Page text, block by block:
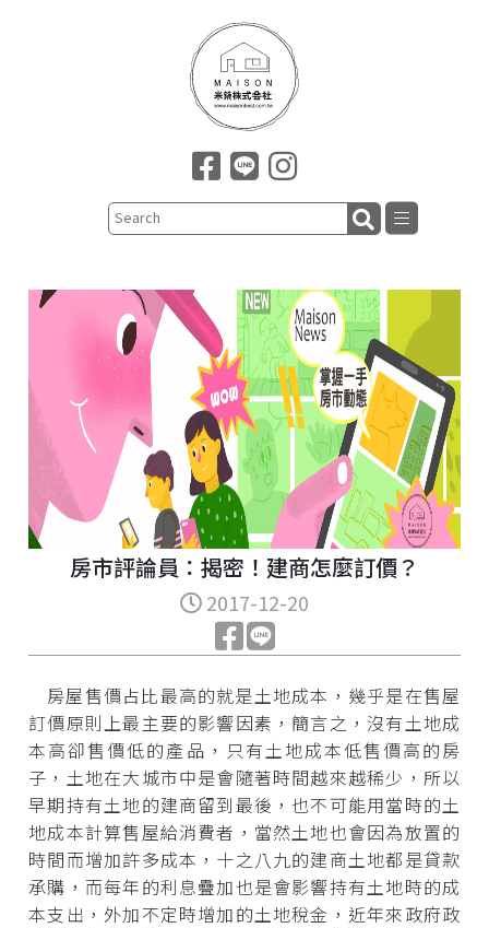
房市評論員：揭密！建商怎麼訂價？
2017-12-20
房屋售價占比最高的就是土地成本，幾乎是在售屋
訂價原則上最主要的影響因素，簡言之，沒有土地成
本高卻售價低的產品，只有土地成本低售價高的房
子，土地在大城市中是會隨著時間越來越稀少，所以
早期持有土地的建商留到最後，也不可能用當時的土
地成本計算售屋給消費者，當然土地也會因為放置的
時間而增加許多成本，十之八九的建商土地都是貸款
承購，而每年的利息疊加也是會影響持有土地時的成
本支出，外加不定時增加的土地稅金，近年來政府政